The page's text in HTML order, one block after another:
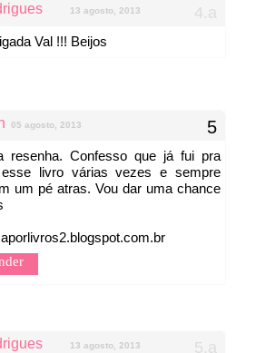
13 agosto, 2013
Val !!! Beijos
05 agosto, 2013
resenha. Confesso que já fui pra
livro várias vezes e sempre
um pé atras. Vou dar uma chance
13 agosto, 2013